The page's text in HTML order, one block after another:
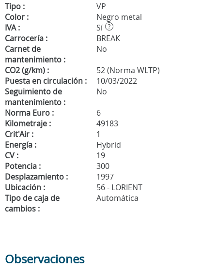
Tipo :
VP
Color :
Negro metal
IVA :
Sí ?
Carrocería :
BREAK
Carnet de
mantenimiento :
No
CO2 (g/km) :
52 (Norma WLTP)
Puesta en circulación :
10/03/2022
Seguimiento de
mantenimiento :
No
Norma Euro :
6
Kilometraje :
49183
Crit'Air :
1
Energía :
Hybrid
CV :
19
Potencia :
300
Desplazamiento :
1997
Ubicación :
56 - LORIENT
Tipo de caja de
cambios :
Automática
Observaciones